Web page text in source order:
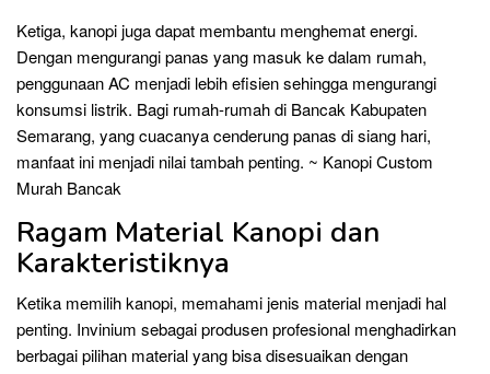
Ketiga, kanopi juga dapat membantu menghemat energi.
Dengan mengurangi panas yang masuk ke dalam rumah,
penggunaan AC menjadi lebih efisien sehingga mengurangi
konsumsi listrik. Bagi rumah-rumah di Bancak Kabupaten
Semarang, yang cuacanya cenderung panas di siang hari,
manfaat ini menjadi nilai tambah penting. ~ Kanopi Custom
Murah Bancak
Ragam Material Kanopi dan
Karakteristiknya
Ketika memilih kanopi, memahami jenis material menjadi hal
penting. Invinium sebagai produsen profesional menghadirkan
berbagai pilihan material yang bisa disesuaikan dengan